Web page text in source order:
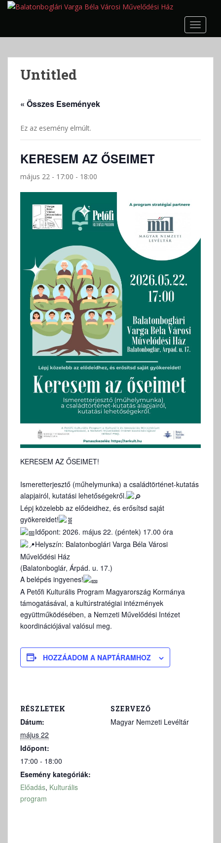
p
Untitled
« Összes Események
Ez az esemény elmúlt.
KERESEM AZ ŐSEIMET
május 22 - 17:00 - 18:00
KERESEM AZ ŐSEIMET!
Ismeretterjesztő (műhelymunka) a családtörténet-kutatás
alapjairól, kutatási lehetőségekről.
Lépj közelebb az elődeidhez, és erősítsd saját
gyökereidet!
Időpont: 2026. május 22. (péntek) 17.00 óra
Helyszín: Balatonboglári Varga Béla Városi
Művelődési Ház
(Balatonboglár, Árpád. u. 17.)
A belépés ingyenes!
A Petőfi Kulturális Program Magyarország Kormánya
támogatásával, a kultúrstratégiai intézmények
együttműködésében, a Nemzeti Művelődési Intézet
koordinációjával valósul meg.
HOZZÁADOM A NAPTÁRAMHOZ
RÉSZLETEK
Dátum:
május 22
Időpont:
17:00 - 18:00
Esemény kategóriák:
Előadás, Kulturális
program
SZERVEZŐ
Magyar Nemzeti Levéltár